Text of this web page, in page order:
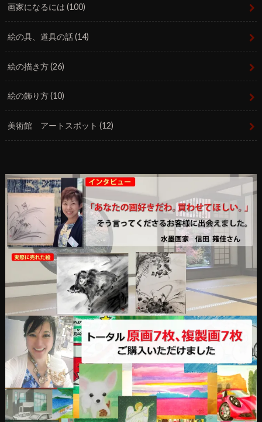
画家になるには(100)
絵の具、道具の話(14)
絵の描き方(26)
絵の飾り方(10)
美術館 アートスポット(12)